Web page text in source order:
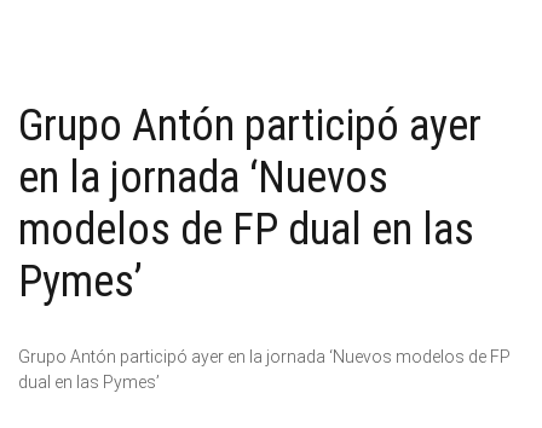
Grupo Antón participó ayer
en la jornada ‘Nuevos
modelos de FP dual en las
Pymes’
Grupo Antón participó ayer en la jornada ‘Nuevos modelos de FP
dual en las Pymes’